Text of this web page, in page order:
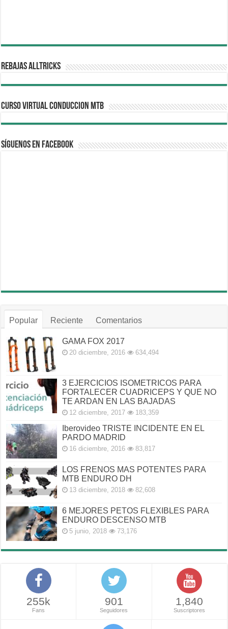
REBAJAS ALLTRICKS
CURSO VIRTUAL CONDUCCION MTB
Síguenos en Facebook
Popular Reciente Comentarios
GAMA FOX 2017
20 diciembre, 2016 634,494
3 EJERCICIOS ISOMETRICOS PARA
FORTALECER CUADRICEPS Y QUE NO
TE ARDAN EN LAS BAJADAS
12 diciembre, 2017 183,359
Iberovideo TRISTE INCIDENTE EN EL
PARDO MADRID
16 diciembre, 2016 83,817
LOS FRENOS MAS POTENTES PARA
MTB ENDURO DH
13 diciembre, 2018 82,608
6 MEJORES PETOS FLEXIBLES PARA
ENDURO DESCENSO MTB
5 junio, 2018 73,176
255k
Fans
901
Seguidores
1,840
Suscriptores